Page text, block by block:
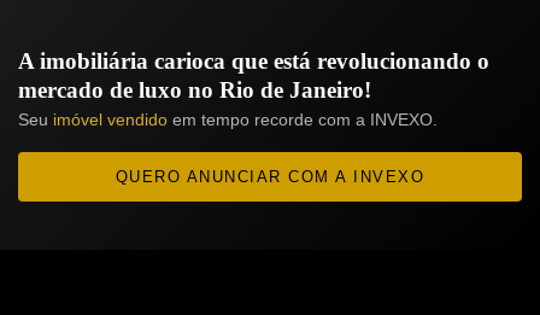
A imobiliária carioca que está revolucionando o
mercado de luxo no Rio de Janeiro!
Seu imóvel vendido em tempo recorde com a INVEXO.
QUERO ANUNCIAR COM A INVEXO